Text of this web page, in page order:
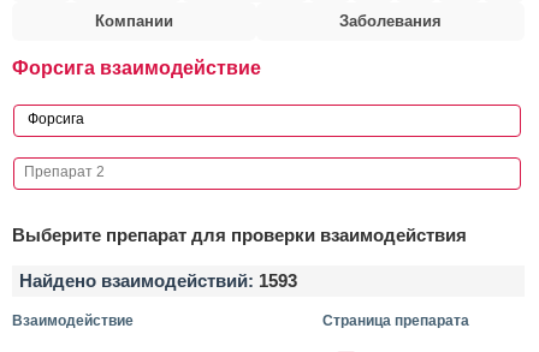
Компании Заболевания
Форсига взаимодействие
Выберите препарат для проверки взаимодействия
Найдено взаимодействий: 1593
Взаимодействие Страница препарата